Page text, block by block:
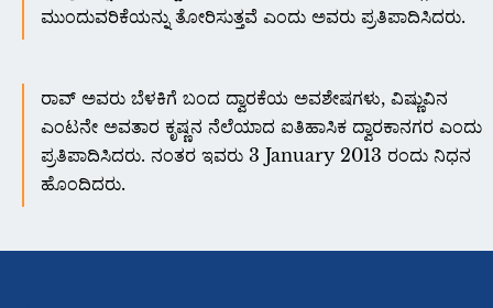
ಮುಂದುವರಿಕೆಯನ್ನು ತೋರಿಸುತ್ತವೆ ಎಂದು ಅವರು ಪ್ರತಿಪಾದಿಸಿದರು.
ರಾವ್ ಅವರು ಬೆಳಕಿಗೆ ಬಂದ ದ್ವಾರಕೆಯ ಅವಶೇಷಗಳು, ವಿಷ್ಣುವಿನ
ಎಂಟನೇ ಅವತಾರ ಕೃಷ್ಣನ ನೆಲೆಯಾದ ಐತಿಹಾಸಿಕ ದ್ವಾರಕಾನಗರ ಎಂದು
ಪ್ರತಿಪಾದಿಸಿದರು. ನಂತರ ಇವರು 3 January 2013 ರಂದು ನಿಧನ
ಹೊಂದಿದರು.